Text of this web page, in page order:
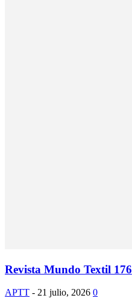
Revista Mundo Textil 176
APTT - 21 julio, 2026 0